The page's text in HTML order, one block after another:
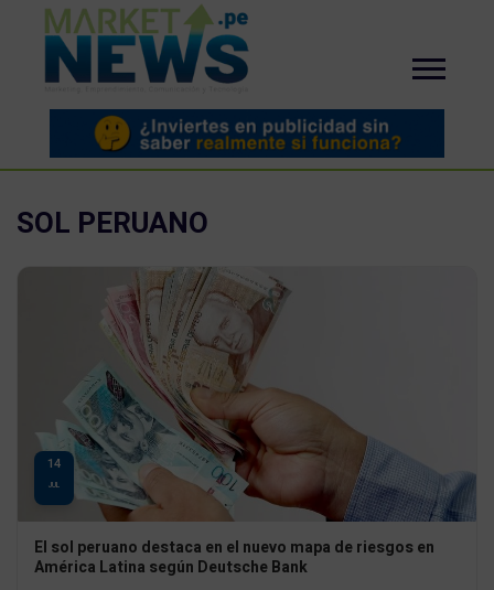
SOL PERUANO
14
JUL
El sol peruano destaca en el nuevo mapa de riesgos en
América Latina según Deutsche Bank